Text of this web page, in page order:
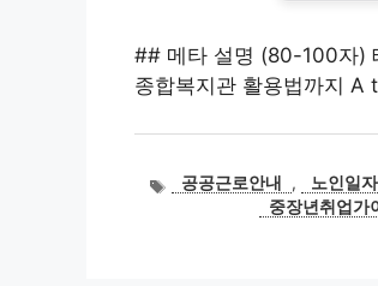
## 메타 설명 (80-100자)
종합복지관 활용법까지 A
태공공근로안내 , 노인일
중장년취업가